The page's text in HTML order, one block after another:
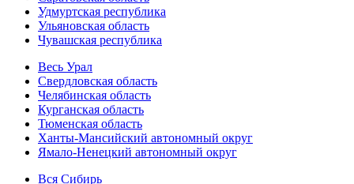
Удмуртская республика
Ульяновская область
Чувашская республика
Весь Урал
Свердловская область
Челябинская область
Курганская область
Тюменская область
Ханты-Мансийский автономный округ
Ямало-Ненецкий автономный округ
Вся Сибирь